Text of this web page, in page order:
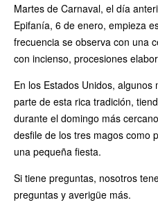
Martes de Carnaval, el día
Epifanía, 6 de enero, empieza
frecuencia se observa con una
con incienso, procesiones
En los Estados Unidos,
parte de esta rica tradición,
durante el domingo más
desfile de los tres magos como
una pequeña fiesta.
Si tiene preguntas, nosotros
preguntas y averigüe más.